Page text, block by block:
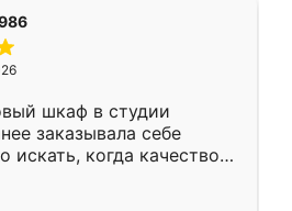
шкаф в студии
заказывала себе
искать, когда качеством
Служит кухня уже почти
нет.